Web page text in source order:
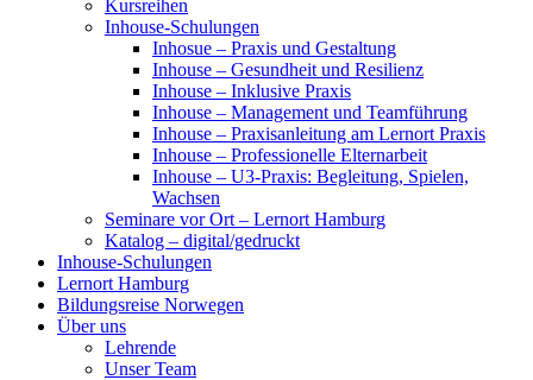
Kursreihen
Inhouse-Schulungen
Inhosue – Praxis und Gestaltung
Inhouse – Gesundheit und Resilienz
Inhouse – Inklusive Praxis
Inhouse – Management und Teamführung
Inhouse – Praxisanleitung am Lernort Praxis
Inhouse – Professionelle Elternarbeit
Inhouse – U3-Praxis: Begleitung, Spielen,
Wachsen
Seminare vor Ort – Lernort Hamburg
Katalog – digital/gedruckt
Inhouse-Schulungen
Lernort Hamburg
Bildungsreise Norwegen
Über uns
Lehrende
Unser Team